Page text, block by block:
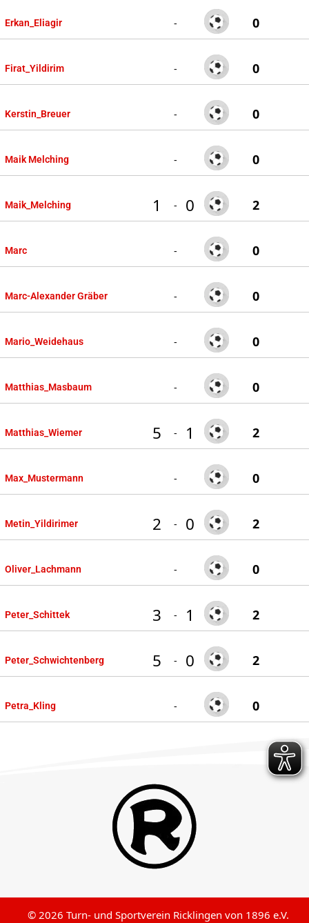
Erkan_Eliagir - 0
Firat_Yildirim - 0
Kerstin_Breuer - 0
Maik Melching - 0
Maik_Melching 1 - 0 2
Marc - 0
Marc-Alexander Gräber - 0
Mario_Weidehaus - 0
Matthias_Masbaum - 0
Matthias_Wiemer 5 - 1 2
Max_Mustermann - 0
Metin_Yildirimer 2 - 0 2
Oliver_Lachmann - 0
Peter_Schittek 3 - 1 2
Peter_Schwichtenberg 5 - 0 2
Petra_Kling - 0
© 2026 Turn- und Sportverein Ricklingen von 1896 e.V.